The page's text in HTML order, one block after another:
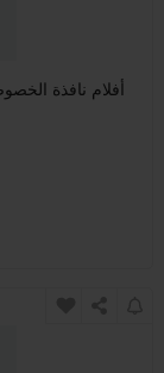
أفلام نافذة